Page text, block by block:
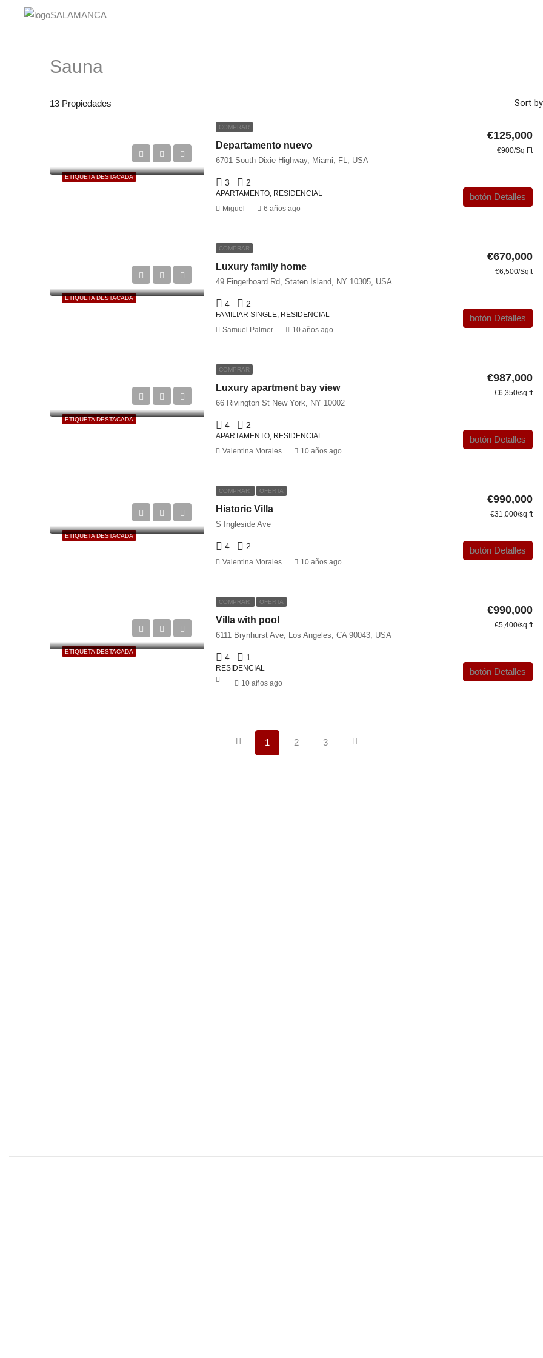
Sauna
13 Propiedades Sort
ETIQUETA DESTACADA
COMPRAR
Departamento nuevo
€125,000
€900/Sq Ft
6701 South Dixie Highway, Miami, FL, USA
3 2
APARTAMENTO, RESIDENCIAL botón Detalles
Miguel 6 años ago
ETIQUETA DESTACADA
COMPRAR
Luxury family home
€670,000
€6,500/Sqft
49 Fingerboard Rd, Staten Island, NY 10305, USA
4 2
FAMILIAR SINGLE, RESIDENCIAL botón Detalles
Samuel Palmer 10 años ago
ETIQUETA DESTACADA
COMPRAR
Luxury apartment bay view
€987,000
€6,350/sq ft
66 Rivington St New York, NY 10002
4 2
APARTAMENTO, RESIDENCIAL botón Detalles
Valentina Morales 10 años ago
ETIQUETA DESTACADA
COMPRAR OFERTA
Historic Villa
€990,000
€31,000/sq ft
S Ingleside Ave
4 2 botón Detalles
Valentina Morales 10 años ago
ETIQUETA DESTACADA
COMPRAR OFERTA
Villa with pool
€990,000
€5,400/sq ft
6111 Brynhurst Ave, Los Angeles, CA 90043, USA
4 1
RESIDENCIAL botón Detalles
10 años ago
1 2 3